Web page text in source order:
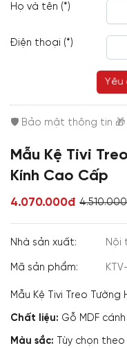
Họ và tên (*)
Điện thoại (*)
Yêu
Mẫu Kệ Tivi
Kính Cao Cấp
4.070.000đ
Nhà sản xuất: Nội
Mã sản phẩm:
Mẫu Kệ Tivi Treo
Chất liệu: Gỗ MDF cánh
Màu sắc: Tùy chọn